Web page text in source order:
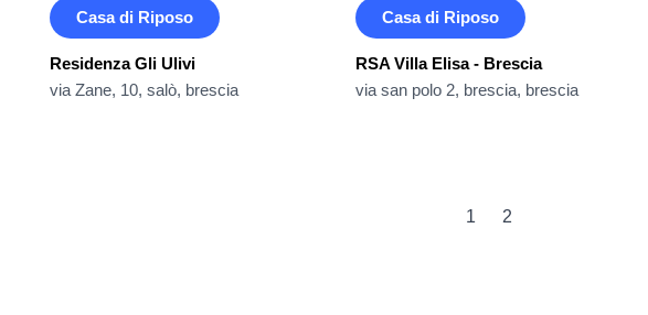
Casa di Riposo
Residenza Gli Ulivi
via Zane, 10, salò, brescia
Casa di Riposo
RSA Villa Elisa - Brescia
via san polo 2, brescia, brescia
1 2